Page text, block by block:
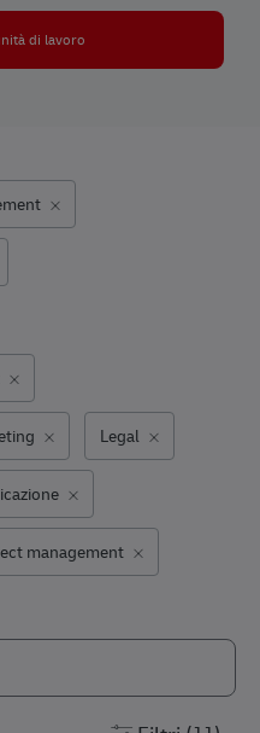
di lavoro
Legal
management
qui di seguito